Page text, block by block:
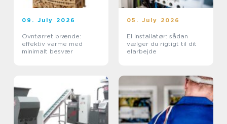
09. July 2026
Ovntørret brænde:
effektiv varme med
minimalt besvær
05. July 2026
El installatør: sådan
vælger du rigtigt til dit
elarbejde